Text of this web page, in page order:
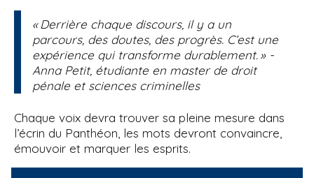
« Derrière chaque discours, il y a un
parcours, des doutes, des progrès. C’est une
expérience qui transforme durablement. » -
Anna Petit, étudiante en master de droit
pénale et sciences criminelles
Chaque voix devra trouver sa pleine mesure dans
l’écrin du Panthéon, les mots devront convaincre,
émouvoir et marquer les esprits.